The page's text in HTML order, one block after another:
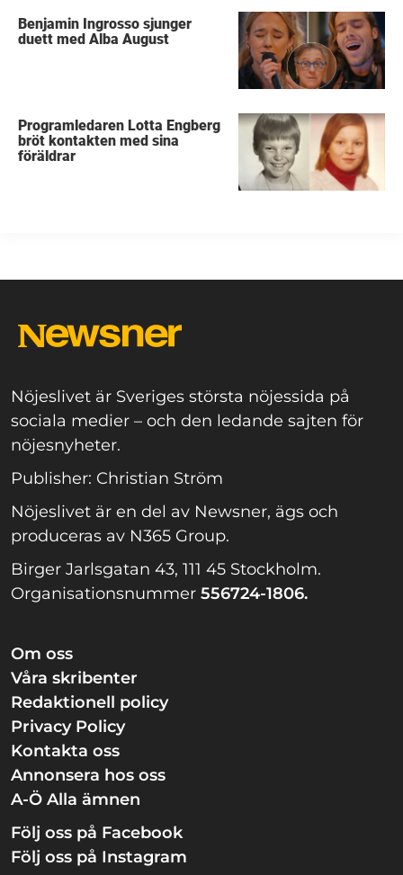
Benjamin Ingrosso sjunger
duett med Alba August
Programledaren Lotta Engberg
bröt kontakten med sina
föräldrar
Nöjeslivet är Sveriges största nöjessida på
sociala medier – och den ledande sajten för
nöjesnyheter.
Publisher: Christian Ström
Nöjeslivet är en del av Newsner, ägs och
produceras av N365 Group.
Birger Jarlsgatan 43, 111 45 Stockholm.
Organisationsnummer 556724-1806.
Om oss
Våra skribenter
Redaktionell policy
Privacy Policy
Kontakta oss
Annonsera hos oss
A-Ö Alla ämnen
Följ oss på Facebook
Följ oss på Instagram